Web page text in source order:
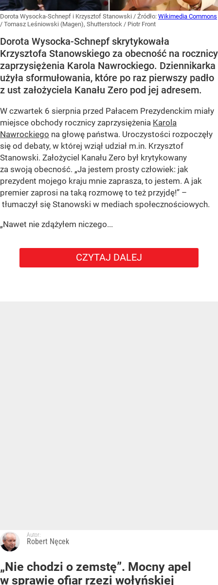
Dorota Wysocka-Schnepf i Krzysztof Stanowski / Źródło: Wikimedia Commons
/ Tomasz Leśniowski (Magen), Shutterstock / Piotr Front
Dorota Wysocka-Schnepf skrytykowała
Krzysztofa Stanowskiego za obecność na rocznicy
zaprzysiężenia Karola Nawrockiego. Dziennikarka
użyła sformułowania, które po raz pierwszy padło
z ust założyciela Kanału Zero pod jej adresem.
W czwartek 6 sierpnia przed Pałacem Prezydenckim miały
miejsce obchody rocznicy zaprzysiężenia Karola
Nawrockiego na głowę państwa. Uroczystości rozpoczęły
się od debaty, w której wziął udział m.in. Krzysztof
Stanowski. Założyciel Kanału Zero był krytykowany
za swoją obecność. „Ja jestem prosty człowiek: jak
prezydent mojego kraju mnie zaprasza, to jestem. A jak
premier zaprosi na taką rozmowę to też przyjdę!” –
tłumaczył się Stanowski w mediach społecznościowych.
„Nawet nie zdążyłem niczego...
CZYTAJ DALEJ
Autor:
Robert Nęcek
„Nie chodzi o zemstę”. Mocny apel
w sprawie ofiar rzezi wołyńskiej